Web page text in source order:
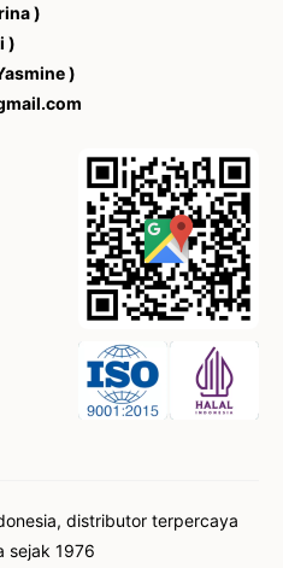
)
)
)
distributor terpercaya
sejak 1976